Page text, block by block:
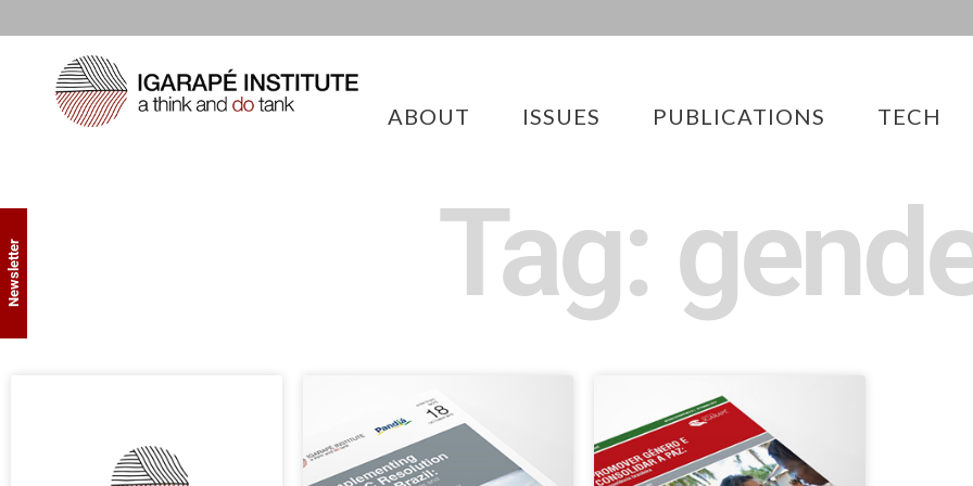
ABOUT ISSUES PUBLICATIONS TECH
Tag:
Newsletter